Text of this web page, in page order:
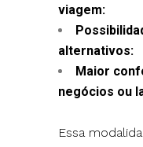
viagem:
alternativos:
Maior
negócios ou
Essa